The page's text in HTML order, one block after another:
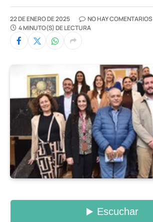
22 DE ENERO DE 2025
NO HAY COMENTARIOS
4 MINUTO(S) DE LECTURA